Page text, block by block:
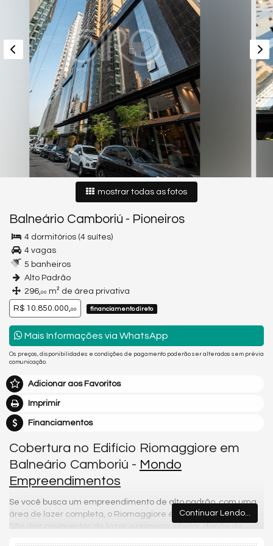
mostrar todas as fotos
Balneário Camboriú - Pioneiros
4 dormitórios (4 suítes)
4 vagas
5 banheiros
Alto Padrão
296,00 m² de área privativa
R$ 10.850.000,00 financiamento direto
Mais Informações via WhatsApp
Os preços, disponibilidades e condições de pagamento poderão ser alterados sem prévia
comunicação.
Adicionar aos Favoritos
Imprimir
Financiamentos
Cobertura no Edifício Riomaggiore em
Balneário Camboriú - Mondo
Empreendimentos
Se você busca um empreendimento de alto padrão, com uma
área de lazer completa, o Riomaggiore é perfeito para você!
Continuar Lendo...